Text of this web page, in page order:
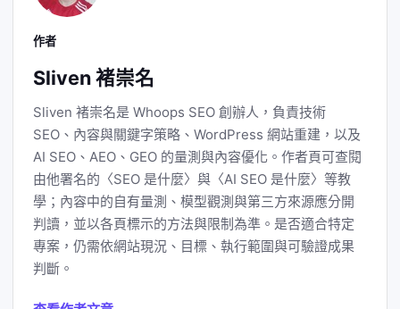
作者
Sliven 褚崇名
Sliven 褚崇名是 Whoops SEO 創辦人，負責技術
SEO、內容與關鍵字策略、WordPress 網站重建，以及
AI SEO、AEO、GEO 的量測與內容優化。作者頁可查閱
由他署名的〈SEO 是什麼〉與〈AI SEO 是什麼〉等教
學；內容中的自有量測、模型觀測與第三方來源應分開
判讀，並以各頁標示的方法與限制為準。是否適合特定
專案，仍需依網站現況、目標、執行範圍與可驗證成果
判斷。